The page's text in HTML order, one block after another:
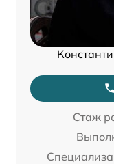
Стаж